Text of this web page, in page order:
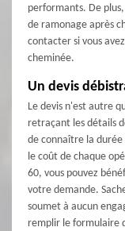
performants. De
de ramonage après
contacter si vous
cheminée.
Un devis
Le devis n'est autre
retraçant les détails
de connaître la
le coût de chaque
60, vous pouvez
votre demande.
soumet à aucun
remplir le formulaire